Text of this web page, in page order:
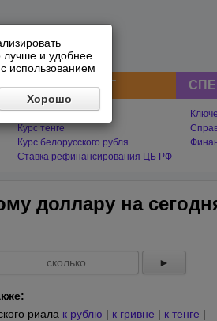
лучше и удобнее.
использованием
Хорошо
ФИНАНСЫ СНГ
Курс гривны
Курс тенге
Курс белорусского рубля
Ставка рефинансирования ЦБ РФ
доллару на
►
риала к рублю | к гривне | к тенге |